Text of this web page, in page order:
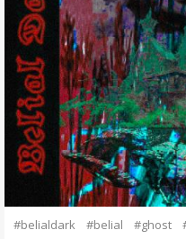
#belialdark #belial #ghost